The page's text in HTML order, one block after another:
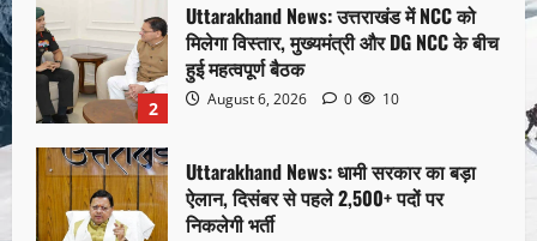
2
Uttarakhand News: उत्तराखंड में NCC को
मिलेगा विस्तार, मुख्यमंत्री और DG NCC के बीच
हुई महत्वपूर्ण बैठक
August 6, 2026 0 10
Uttarakhand News: धामी सरकार का बड़ा
ऐलान, दिसंबर से पहले 2,500+ पदों पर
निकलेगी भर्ती